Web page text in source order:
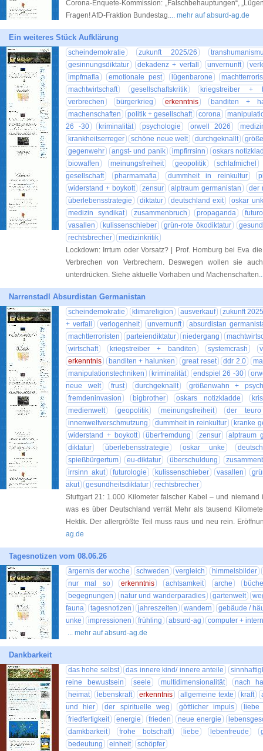
Corona-Enquete-Kommission: „Falschbehauptungen“,
Fragen! AfD-Fraktion Bundestag.... mehr auf absurd-ag.de
Ein weiteres Stück Aufklärung
scheindemokratie zukunft 2025/26
gesinnungsdiktatur
dekadenz + verfall unvernunft
impfmafia
emotionale pest lügenbarone
machtwirtschaft
gesellschaftskritik
kriegstreiber +
verbrechen
bürgerkrieg erkenntnis
banditen +
machenschaften
politik + gesellschaft corona
26 -30
kriminalität psychologie orwell 2026
krankheitserreger
schöne neue welt durchgeknallt
gegenwehr
angst- und panik impfirrsinn
oskars
biowaffen
meinungsfreiheit geopolitik
schlafmichel
gesellschaft
pharmamafia dummheit in reinkultur
widerstand + boykott
zensur alptraum germanistan
der
überlebensstrategie
diktatur deutschland exit
oskar
medizin syndikat
zusammenbruch propaganda
vasallen
kulissenschieber grün-rote ökodiktatur
rechtsbrecher
medizinkritik
Lockdown: Irrtum oder Vorsatz? | Prof. Homburg bei Eva
Verbrechen von Verbrechern. Deswegen wollen sie
unterdrücken. Siehe aktuelle Vorhaben und Machenschaften.
Narrenstadl Absurdistan Germanistan
scheindemokratie klimareligion ausverkauf
zukunft
+ verfall
verlogenheit unvernunft
absurdistan
machtterroristen
parteiendiktatur niedergang
wirtschaft
kriegstreiber + banditen systemcrash
erkenntnis
banditen + halunken great reset ddr 2.0
manipulationstechniken
kriminalität endspiel 26 -30
neue welt
frust durchgeknallt
größenwahn +
fremdeninvasion
bigbrother oskars notizkladde
medienwelt
geopolitik meinungsfreiheit
der
innenweltverschmutzung
dummheit in reinkultur
kranke
widerstand + boykott
überfremdung zensur
alptraum
diktatur
überlebensstrategie oskar unke
spießbürgertum
eu-diktatur überschuldung
irrsinn akut
futurologie kulissenschieber vasallen
akut
gesundheitsdiktatur
rechtsbrecher
Stuttgart 21: 1.000 Kilometer falscher Kabel – und
was es über Deutschland verrät Mehr als tausend
Hektik. Der allergrößte Teil muss raus und neu rein.
ag.de
Tagesnotizen vom 08.06.26
ärgernis der woche schweden vergleich
himmelsbilder
nur mal so
erkenntnis achtsamkeit arche
begegnungen
natur und wanderparadies gartenwelt
fauna
tagesnotizen jahreszeiten wandern
gebäude /
unke
impressionen frühling absurd-ag
computer +
... mehr auf absurd-ag.de
Dankbarkeit
das hohe selbst das innere kind/ innere anteile
reine bewustsein
seele multidimensionalität
nach
heimat
lebenskraft erkenntnis allgemeine texte kraft
und hier
der spirituelle weg göttlicher impuls
friedfertigkeit
energie frieden neue energie
damkbarkeit
frohe botschaft liebe lebenfreude
bedeutung
einheit
schöpfer